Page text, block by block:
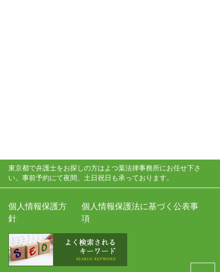
東京都で弁護士をお探しの方はよつ葉法律事務所にお任せ下さ
い。事前予約にて夜間、土日祝日も承っております。
個人情報保護方
針
個人情報保護法に基づく公表事
項